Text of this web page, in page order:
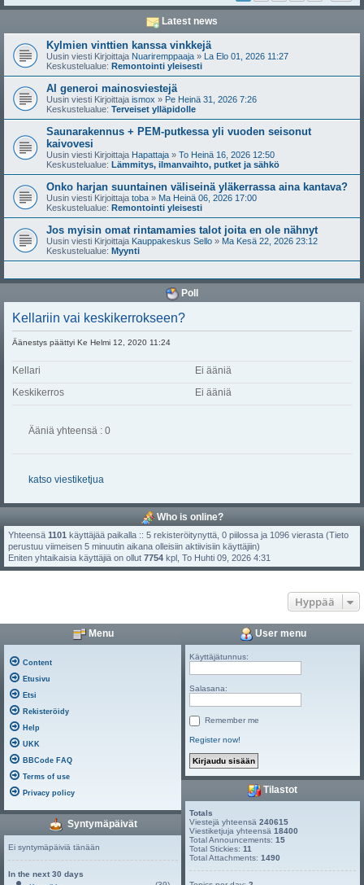
Latest news
Kylmien vinttien kanssa vinkkejä
Uusin viesti Kirjoittaja Nuariremppaaja » La Elo 01, 2026 11:27
Keskustelualue: Remontointi yleisesti
AI generoi mainosviestejä
Uusin viesti Kirjoittaja ismox » Pe Heinä 31, 2026 7:26
Keskustelualue: Terveiset ylläpidolle
Saunarakennus + PEM-putkessa yli vuoden seisonut
kaivovesi
Uusin viesti Kirjoittaja Hapattaja » To Heinä 16, 2026 12:50
Keskustelualue: Lämmitys, ilmanvaihto, putket ja sähkö
Onko harjan suuntainen väliseinä yläkerrassa aina kantava?
Uusin viesti Kirjoittaja toba » Ma Heinä 06, 2026 17:00
Keskustelualue: Remontointi yleisesti
Jos myisin omat rintamamies talot joita en ole nähnyt
Uusin viesti Kirjoittaja Kauppakeskus Sello » Ma Kesä 22, 2026 23:12
Keskustelualue: Myynti
Poll
Kellariin vai keskikerrokseen?
Äänestys päättyi Ke Helmi 12, 2020 11:24
Kellari
Ei ääniä
Keskikerros
Ei ääniä
Ääniä yhteensä : 0
katso viestiketjua
Who is online?
Yhteensä 1101 käyttäjää paikalla :: 5 rekisteröitynyttä, 0 piilossa ja 1096 vierasta (Tieto
perustuu viimeisen 5 minuutin aikana olleisiin aktiivisiin käyttäjiin)
Eniten yhtaikaisia käyttäjiä on ollut 7754 kpl, To Huhti 09, 2026 4:31
Hyppää
Menu
Content
Etusivu
Etsi
Rekisteröidy
Help
UKK
BBCode FAQ
Terms of use
Privacy policy
Syntymäpäivät
Ei syntymäpäiviä tänään
In the next 30 days
User menu
Käyttäjätunnus:
Salasana:
Remember me
Register now!
Tilastot
Totals
Viestejä yhteensä240615
Viestiketjuja yhteensä18400
Total Announcements:15
Total Stickies:11
Total Attachments:1490